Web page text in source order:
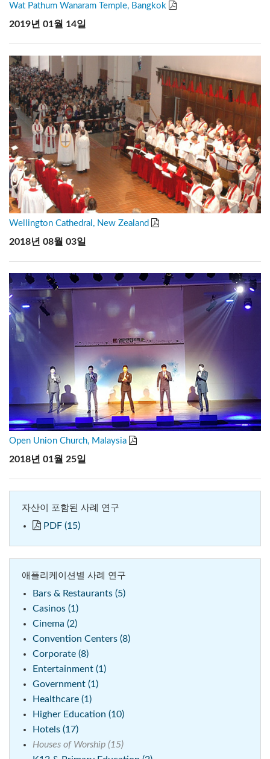
Wat Pathum Wanaram Temple, Bangkok
2019년 01월 14일
Wellington Cathedral, New Zealand
2018년 08월 03일
Open Union Church, Malaysia
2018년 01월 25일
자산이 포함된 사례 연구
PDF (15)
애플리케이션별 사례 연구
Bars & Restaurants (5)
Casinos (1)
Cinema (2)
Convention Centers (8)
Corporate (8)
Entertainment (1)
Government (1)
Healthcare (1)
Higher Education (10)
Hotels (17)
Houses of Worship (15)